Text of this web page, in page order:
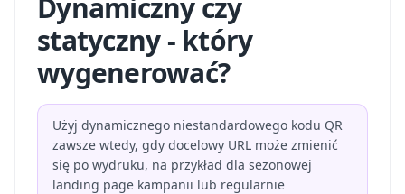
Dynamiczny czy
statyczny - który
wygenerować?
Użyj dynamicznego niestandardowego kodu QR
zawsze wtedy, gdy docelowy URL może zmienić
się po wydruku, na przykład dla sezonowej
landing page kampanii lub regularnie